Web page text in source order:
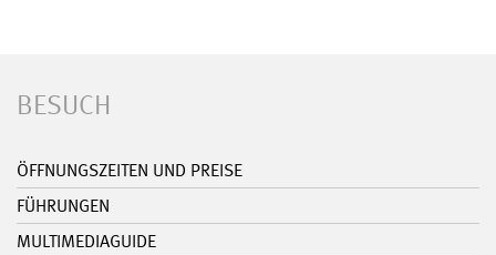
BESUCH
ÖFFNUNGSZEITEN UND PREISE
FÜHRUNGEN
MULTIMEDIAGUIDE